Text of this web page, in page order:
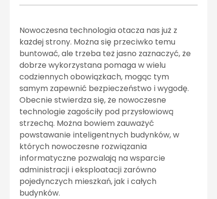
Nowoczesna technologia otacza nas już z
każdej strony. Można się przeciwko temu
buntować, ale trzeba też jasno zaznaczyć, że
dobrze wykorzystana pomaga w wielu
codziennych obowiązkach, mogąc tym
samym zapewnić bezpieczeństwo i wygodę.
Obecnie stwierdza się, że nowoczesne
technologie zagościły pod przysłowiową
strzechą. Można bowiem zauważyć
powstawanie inteligentnych budynków, w
których nowoczesne rozwiązania
informatyczne pozwalają na wsparcie
administracji i eksploatacji zarówno
pojedynczych mieszkań, jak i całych
budynków.